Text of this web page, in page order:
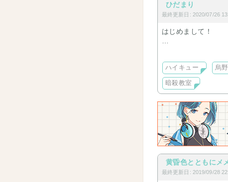
ひだまり
最終更新日: 2020/07/26
はじめまして！
初心者＆文才ない
よろしくお願いしま
★…長編
☆…短編
となっています
ハイキュー 烏野
暗殺教室
黄昏色とともにメ
最終更新日: 2019/09/28